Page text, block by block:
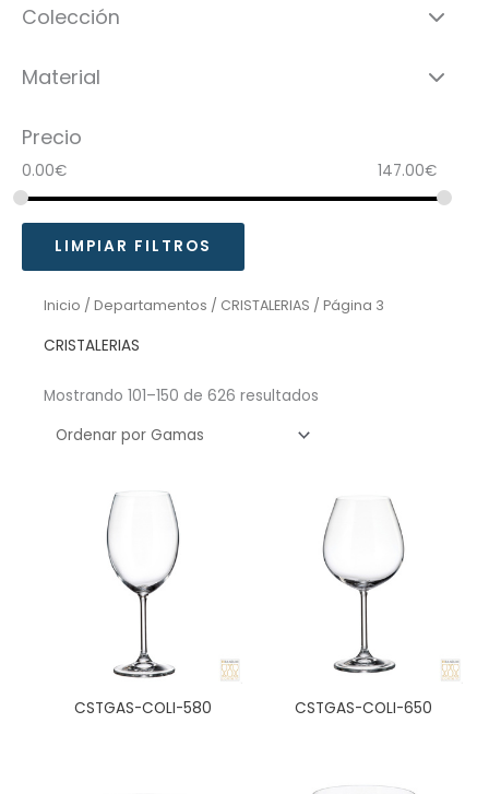
Colección
Material
Precio
0.00€ 147.00€
LIMPIAR FILTROS
Inicio / Departamentos / CRISTALERIAS / Página 3
CRISTALERIAS
Mostrando 101–150 de 626 resultados
CSTGAS-COLI-580 CSTGAS-COLI-650